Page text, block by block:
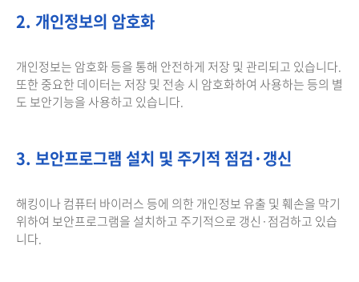
2. 개인정보의 암호화
개인정보는 암호화 등을 통해 안전하게 저장 및 관리되고 있습니다.
또한 중요한 데이터는 저장 및 전송 시 암호화하여 사용하는 등의 별
도 보안기능을 사용하고 있습니다.
3. 보안프로그램 설치 및 주기적 점검·갱신
해킹이나 컴퓨터 바이러스 등에 의한 개인정보 유출 및 훼손을 막기
위하여 보안프로그램을 설치하고 주기적으로 갱신·점검하고 있습
니다.